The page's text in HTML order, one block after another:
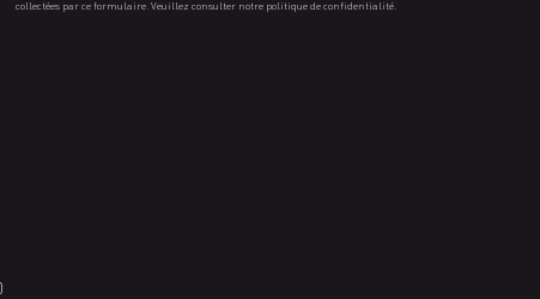
collectées par ce formulaire. Veuillez consulter notre politique de confidentialité.